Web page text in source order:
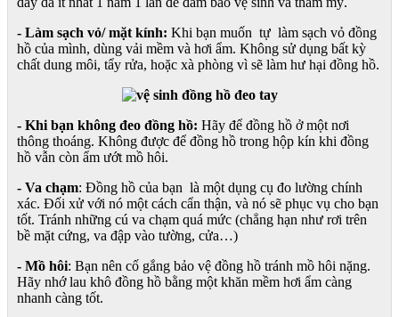
- Làm sạch vỏ/ mặt kính: Khi bạn muốn tự làm sạch vỏ đồng
hồ của mình, dùng vải mềm và hơi ẩm. Không sử dụng bất kỳ
chất dung môi, tẩy rửa, hoặc xà phòng vì sẽ làm hư hại đồng hồ.
- Khi bạn không đeo đồng hồ: Hãy để đồng hồ ở một nơi
thông thoáng. Không được để đồng hồ trong hộp kín khi đồng
hồ vẫn còn ẩm ướt mồ hôi.
- Va chạm: Đồng hồ của bạn là một dụng cụ đo lường chính
xác. Đối xử với nó một cách cẩn thận, và nó sẽ phục vụ cho bạn
tốt. Tránh những cú va chạm quá mức (chẳng hạn như rơi trên
bề mặt cứng, va đập vào tường, cửa…)
- Mồ hôi: Bạn nên cố gắng bảo vệ đồng hồ tránh mồ hôi nặng.
Hãy nhớ lau khô đồng hồ bằng một khăn mềm hơi ẩm càng
nhanh càng tốt.